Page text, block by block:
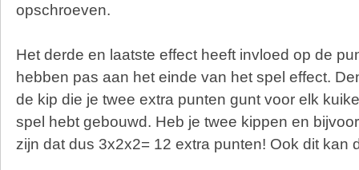
opschroeven.
Het derde en laatste effect heeft invloed op de
hebben pas aan het einde van het spel effect.
de kip die je twee extra punten gunt voor elk
spel hebt gebouwd. Heb je twee kippen en
zijn dat dus 3x2x2= 12 extra punten! Ook dit kan